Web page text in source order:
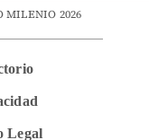
MILENIO 2026
Legal